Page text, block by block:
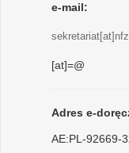
e-mail:
[at]=@
Adres e-
AE:PL-92669-